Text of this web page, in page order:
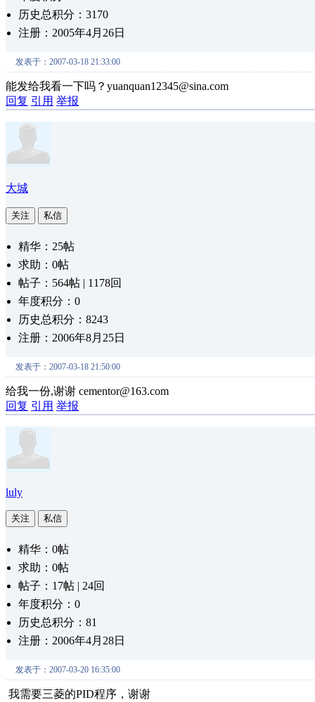
历史总积分：3170
注册：2005年4月26日
发表于：2007-03-18 21:33:00
能发给我看一下吗？yuanquan12345@sina.com
回复 引用 举报
大城
关注 私信
精华：25帖
求助：0帖
帖子：564帖 | 1178回
年度积分：0
历史总积分：8243
注册：2006年8月25日
发表于：2007-03-18 21:50:00
给我一份,谢谢 cementor@163.com
回复 引用 举报
luly
关注 私信
精华：0帖
求助：0帖
帖子：17帖 | 24回
年度积分：0
历史总积分：81
注册：2006年4月28日
发表于：2007-03-20 16:35:00
我需要三菱的PID程序，谢谢